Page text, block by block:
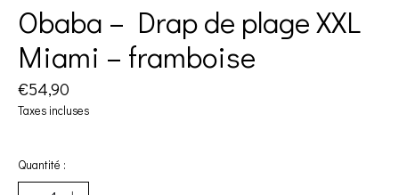
Obaba – Drap de plage XXL
Miami – framboise
€54,90
Taxes incluses
Quantité :